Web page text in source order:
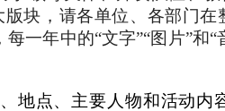
块，请各单位、各部门
一年中的“文字”“图片”和
地点、主要人物和活动内